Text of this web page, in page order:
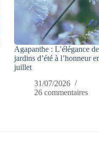
Agapanthe : L’élégance
jardins d’été à l’honneur
juillet
31/07/2026
26 commentaires